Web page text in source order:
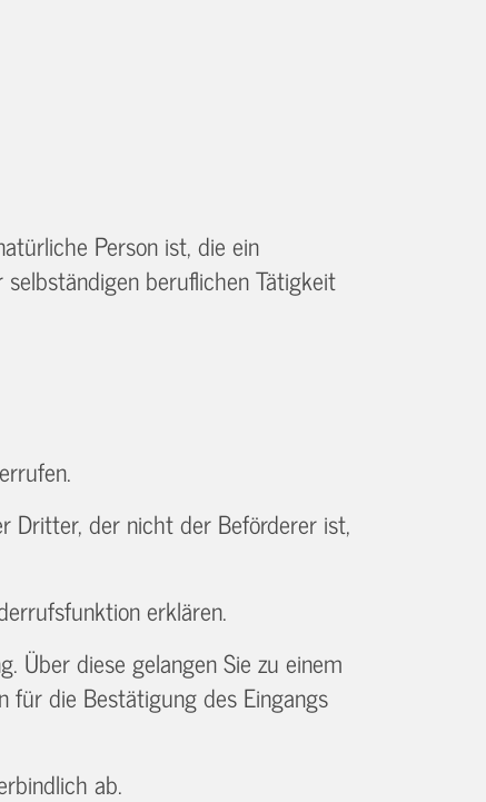
Person ist, die ein
beruflichen Tätigkeit
Dritter, der nicht der Beförderer ist,
erklären.
Über diese gelangen Sie zu einem
für die Bestätigung des Eingangs
ab.